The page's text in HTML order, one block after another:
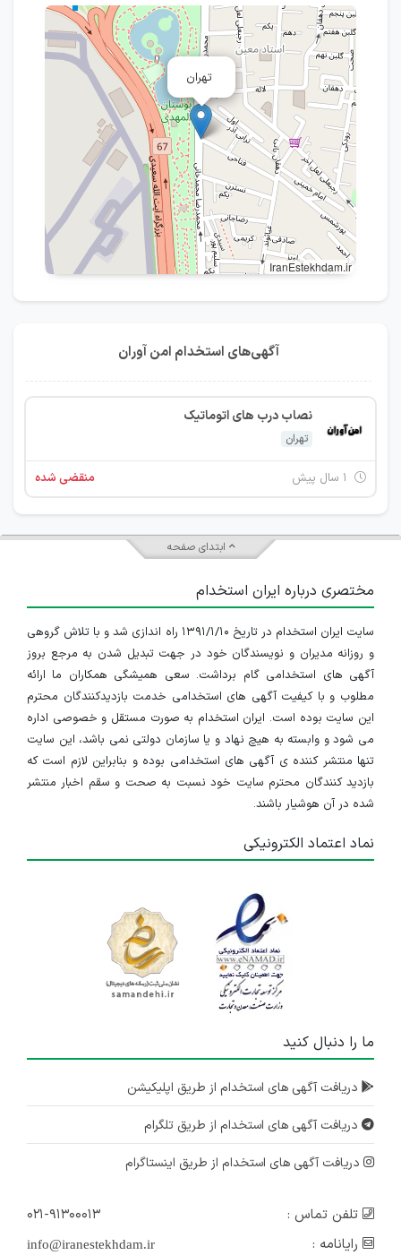
تهران
IranEstekhdam.ir
آگهی‌های استخدام امن آوران
نصاب درب های اتوماتیک
تهران
منقضی شده
ابتدای صفحه
مختصری درباره ایران استخدام
سایت ایران استخدام در تاریخ ۱۳۹۱/۱/۱۰ راه اندازی شد و با تلاش گروهی
و روزانه مدیران و نویسندگان خود در جهت تبدیل شدن به مرجع بروز
آگهی های استخدامی گام برداشت. سعی همیشگی همکاران ما ارائه
مطلوب و با کیفیت آگهی های استخدامی خدمت بازدیدکنندگان محترم
این سایت بوده است. ایران استخدام به صورت مستقل و خصوصی اداره
می شود و وابسته به هیچ نهاد و یا سازمان دولتی نمی باشد، این سایت
تنها منتشر کننده ی آگهی های استخدامی بوده و بنابراین لازم است که
بازدید کنندگان محترم سایت خود نسبت به صحت و سقم اخبار منتشر
شده در آن هوشیار باشند.
نماد اعتماد الکترونیکی
ما را دنبال کنید
دریافت آگهی های استخدام از طریق اپلیکیشن
دریافت آگهی های استخدام از طریق تلگرام
دریافت آگهی های استخدام از طریق اینستاگرام
تلفن تماس :
۰۲۱-۹۱۳۰۰۰۱۳
رایانامه :
info@iranestekhdam.ir